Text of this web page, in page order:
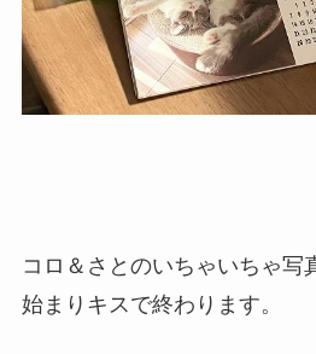
コロ＆さとのいちゃいちゃ写
始まりキスで終わります。